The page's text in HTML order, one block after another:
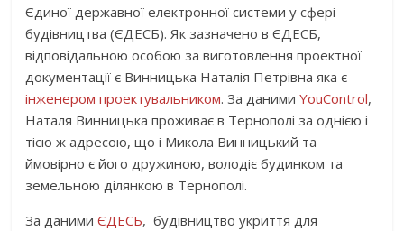
Єдиної державної електронної системи у сфері
будівництва (ЄДЕСБ). Як зазначено в ЄДЕСБ,
відповідальною особою за виготовлення проектної
документації є Винницька Наталія Петрівна яка є
інженером проектувальником. За данимиYouControl,
Наталя Винницька проживає в Тернополі за однією і
тією ж адресою, що і Микола Винницький та
ймовірно є його дружиною, володіє будинком та
земельною ділянкою в Тернополі.
За данимиЄДЕСБ, будівництво укриття для